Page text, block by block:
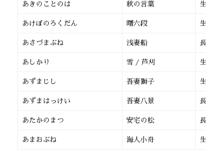
あきのことのは 秋の言葉 生田流
あけぼのろくだん 曙六段 生田流
あさづまぶね 浅妻船 長 唄
あしかり 雪 / 芦刈 生田流
あずまじし 吾妻獅子 生田流
あずまはっけい 吾妻八景 長 唄
あたかのまつ 安宅の松 長 唄
あまおぶね 海人小舟 生田流